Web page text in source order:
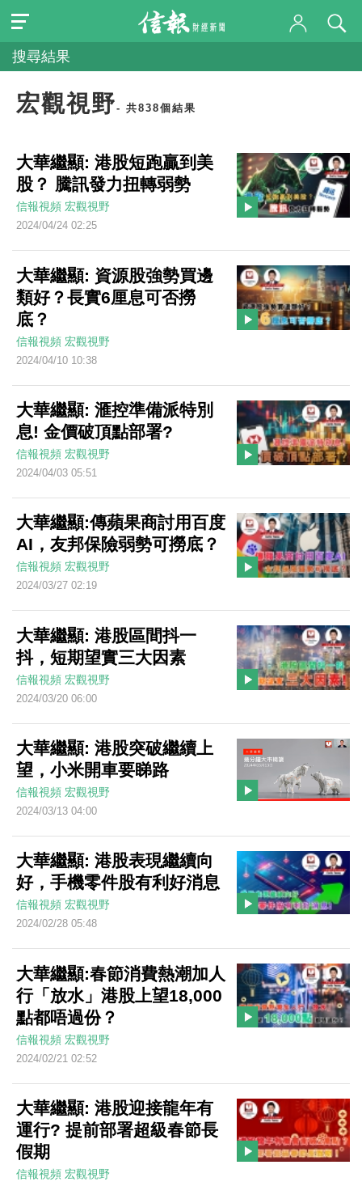
搜尋結果
宏觀視野- 共838個結果
大華繼顯: 港股短跑贏到美
股？ 騰訊發力扭轉弱勢
信報視頻 宏觀視野
2024/04/24 02:25
大華繼顯: 資源股強勢買邊
類好？長實6厘息可否撈
底？
信報視頻 宏觀視野
2024/04/10 10:38
大華繼顯: 滙控準備派特別
息! 金價破頂點部署?
信報視頻 宏觀視野
2024/04/03 05:51
大華繼顯:傳蘋果商討用百度
AI，友邦保險弱勢可撈底？
信報視頻 宏觀視野
2024/03/27 02:19
大華繼顯: 港股區間抖一
抖，短期望實三大因素
信報視頻 宏觀視野
2024/03/20 06:00
大華繼顯: 港股突破繼續上
望，小米開車要睇路
信報視頻 宏觀視野
2024/03/13 04:00
大華繼顯: 港股表現繼續向
好，手機零件股有利好消息
信報視頻 宏觀視野
2024/02/28 05:48
大華繼顯:春節消費熱潮加人
行「放水」港股上望18,000
點都唔過份？
信報視頻 宏觀視野
2024/02/21 02:52
大華繼顯: 港股迎接龍年有
運行? 提前部署超級春節長
假期
信報視頻 宏觀視野